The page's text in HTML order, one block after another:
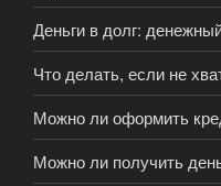
Деньги в долг:
Что делать, если не
Можно ли оформить
Можно ли получить